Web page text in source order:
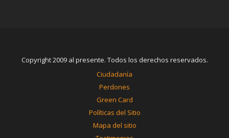
Copyright 2009 al presente. Todos los derechos reservados.
Ciudadanía
Perdones
Green Card
Políticas del Sitio
Mapa del sitio